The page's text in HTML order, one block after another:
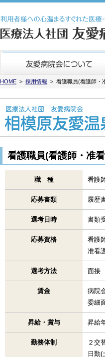
HOME > 採用情報 > 看護職員(看護師・
看護職員(看護師・准
職 種 看護
応募書類 履歴
選考日時 書類
応募資格
看護
准看
選考方法 面接
賃金
病院
委細
昇給・賞与 昇給
勤務体制
２交
日勤